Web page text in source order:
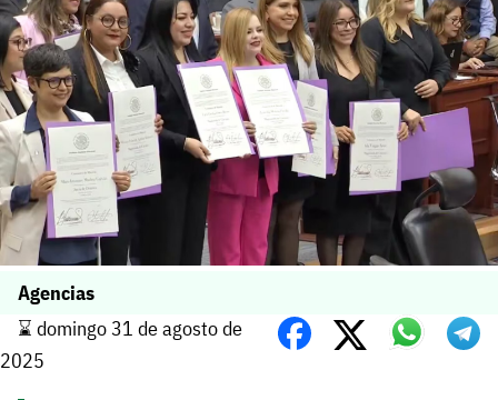
Agencias
⌛️ domingo 31 de agosto de
2025